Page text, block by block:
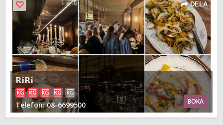
RiRi
Telefon: 08-6699500 BOKA
DELA